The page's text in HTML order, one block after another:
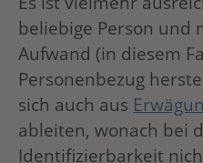
beliebige Person und
Aufwand (in diesem
Personenbezug
sich auch aus
ableiten, wonach bei
Identifizierbarkeit